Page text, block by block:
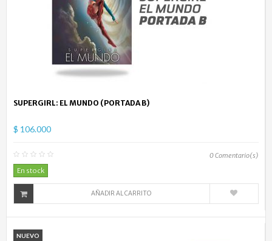
SUPERGIRL: EL MUNDO (PORTADA B)
$ 106.000
0Comentario(s)
En stock
AÑADIR AL CARRITO
NUEVO